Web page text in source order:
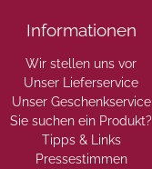
Informationen
Wir stellen uns vor
Unser Lieferservice
Unser Geschenkservice
Sie suchen ein Produkt?
Tipps & Links
Pressestimmen